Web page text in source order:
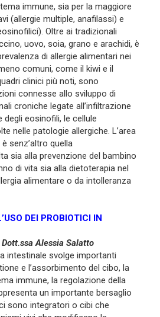
immune, sia per la maggiore
(allergie multiple, anafilassi) e
Oltre ai tradizionali
uovo, soia, grano e arachidi, è
di allergie alimentari nei
comuni, come il kiwi e il
clinici più noti, sono
connesse allo sviluppo di
croniche legate all’infiltrazione
eosinofili, le cellule
nelle patologie allergiche. L’area
senz’altro quella
sia alla prevenzione del bambino
di vita sia alla dietoterapia nel
alimentare o da intolleranza
DEI PROBIOTICI IN
Alessia Salatto
intestinale svolge importanti
e l’assorbimento del cibo, la
immune, la regolazione della
un importante bersaglio
sono integratori o cibi che